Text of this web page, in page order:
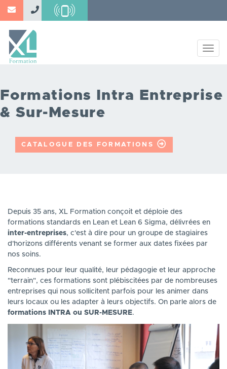
Aller
principal
Formations Intra Entreprise
& Sur-Mesure
CATALOGUE DES FORMATIONS
Depuis 35 ans, XL Formation conçoit et déploie des
formations standards en Lean et Lean 6 Sigma, délivrées en
inter-entreprises, c'est à dire pour un groupe de stagiaires
d'horizons différents venant se former aux dates fixées par
nos soins.
Reconnues pour leur qualité, leur pédagogie et leur approche
"terrain", ces formations sont plébiscitées par de nombreuses
entreprises qui nous sollicitent parfois pour les animer dans
leurs locaux ou les adapter à leurs objectifs. On parle alors de
formations INTRA ou SUR-MESURE.